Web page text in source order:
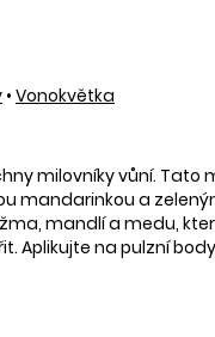
• Vonokvětka
milovníky vůní. Tato
mandarinkou a
mandlí a medu,
Aplikujte na pulzní